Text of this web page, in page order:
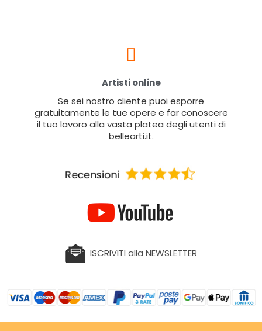
Artisti online
Se sei nostro cliente puoi esporre
gratuitamente le tue opere e far conoscere
il tuo lavoro alla vasta platea degli utenti di
bellearti.it.
ISCRIVITI alla NEWSLETTER